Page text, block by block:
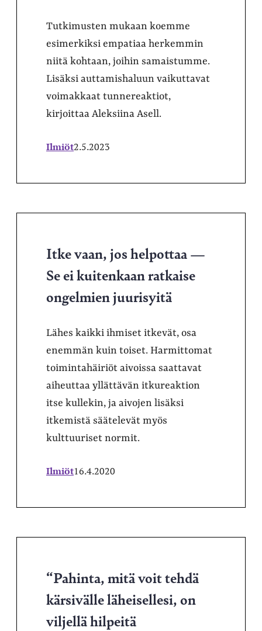
Tutkimusten mukaan koemme
esimerkiksi empatiaa herkemmin
niitä kohtaan, joihin samaistumme.
Lisäksi auttamishaluun vaikuttavat
voimakkaat tunnereaktiot,
kirjoittaa Aleksiina Asell.
Ilmiöt2.5.2023
Itke vaan, jos helpottaa —
Se ei kuitenkaan ratkaise
ongelmien juurisyitä
Lähes kaikki ihmiset itkevät, osa
enemmän kuin toiset. Harmittomat
toimintahäiriöt aivoissa saattavat
aiheuttaa yllättävän itkureaktion
itse kullekin, ja aivojen lisäksi
itkemistä säätelevät myös
kulttuuriset normit.
Ilmiöt16.4.2020
“Pahinta, mitä voit tehdä
kärsivälle läheisellesi, on
viljellä hilpeitä